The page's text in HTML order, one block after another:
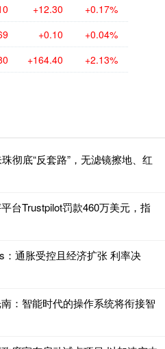
+12.30 +0.17%
+0.10 +0.04%
+164.40 +2.13%
彻底“反套路”，无滤镜擦地、红
台Trustpilot罚款460万美元，指
通胀受控且经济扩张 利率决
：智能时代的操作系统将衔接智